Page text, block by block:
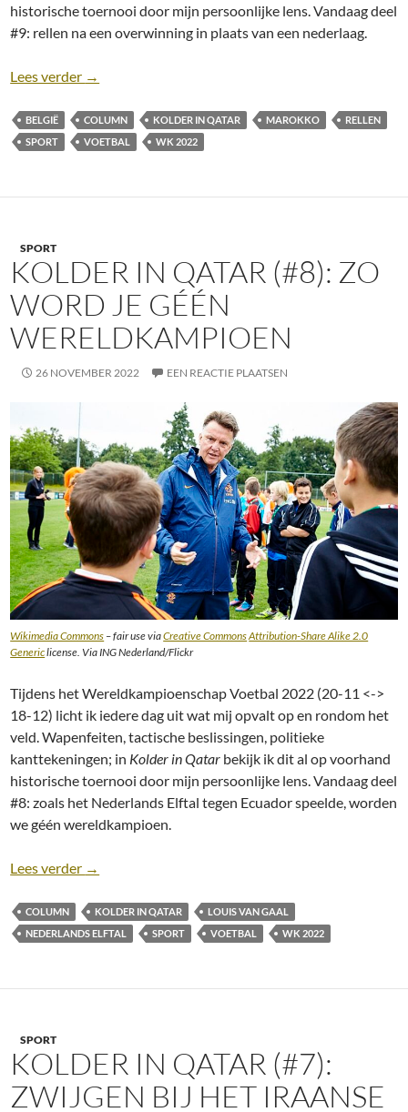
historische toernooi door mijn persoonlijke lens. Vandaag deel
#9: rellen na een overwinning in plaats van een nederlaag.
Lees verder Kolder in Qatar (#9): Rellen na een overwinning
→
BELGIË COLUMN KOLDER IN QATAR MAROKKO
RELLEN
SPORT
VOETBAL WK 2022
SPORT
KOLDER IN QATAR (#8): ZO
WORD JE GÉÉN
WERELDKAMPIOEN
26 NOVEMBER 2022 EEN REACTIE PLAATSEN
Wikimedia Commons – fair use viaCreative CommonsAttribution-Share Alike 2.0
Genericlicense. Via ING Nederland/Flickr
Tijdens het Wereldkampioenschap Voetbal 2022 (20-11 <->
18-12) licht ik iedere dag uit wat mij opvalt op en rondom het
veld. Wapenfeiten, tactische beslissingen, politieke
kanttekeningen; in Kolder in Qatar bekijk ik dit al op voorhand
historische toernooi door mijn persoonlijke lens. Vandaag deel
#8: zoals het Nederlands Elftal tegen Ecuador speelde, worden
we géén wereldkampioen.
Lees verder Kolder in Qatar (#8): Zo word je géén
→
COLUMN KOLDER IN QATAR
LOUIS VAN GAAL
NEDERLANDS ELFTAL
SPORT VOETBAL WK 2022
SPORT
KOLDER IN QATAR (#7):
ZWIJGEN BIJ HET IRAANSE